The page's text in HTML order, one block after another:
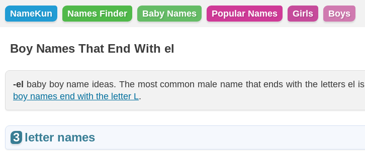
NameKun Names Finder Baby Names Popular Names Girls Boys
Boy Names That End With el
-el baby boy name ideas. The most common male name that ends with the letters el is
boy names end with the letter L.
3 letter names